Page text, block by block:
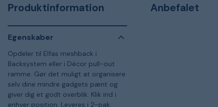
Produktinformation
Egenskaber
Opdeler til Elfas meshback i
Backsystem eller i Décor pull-out
ramme. Gør det muligt at organisere
selv dine mindre gadgets pænt og
giver dig et godt overblik. Klik ind i
enhver position. Leveres i 2-pak.
Anbefalet